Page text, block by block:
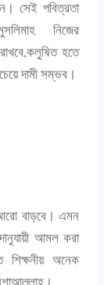
সেই পবিত্রতা
নিজের
হতে
দামী সম্ভব।
বাড়বে। এমন
আমল করা
শিক্ষনীয় অনেক